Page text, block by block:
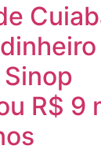
R$ 9